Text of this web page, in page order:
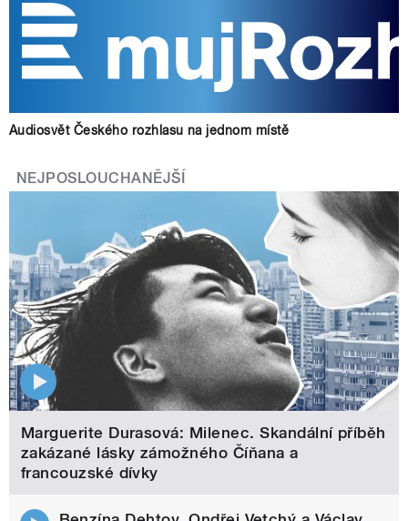
Audiosvět Českého rozhlasu na jednom místě
NEJPOSLOUCHANĚJŠÍ
Marguerite Durasová: Milenec. Skandální příběh
zakázané lásky zámožného Číňana a
francouzské dívky